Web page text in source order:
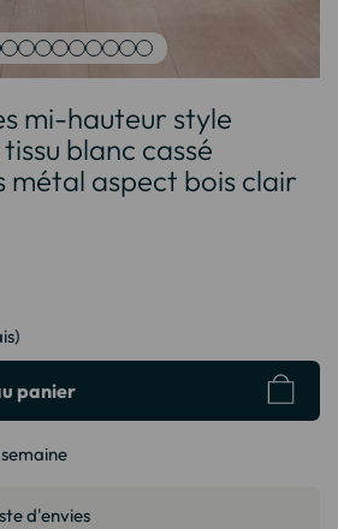
mi-hauteur style
blanc cassé
métal aspect bois clair
panier
semaine
d'envies